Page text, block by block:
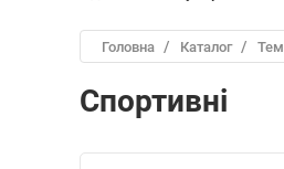
Головна Каталог
Спортивні